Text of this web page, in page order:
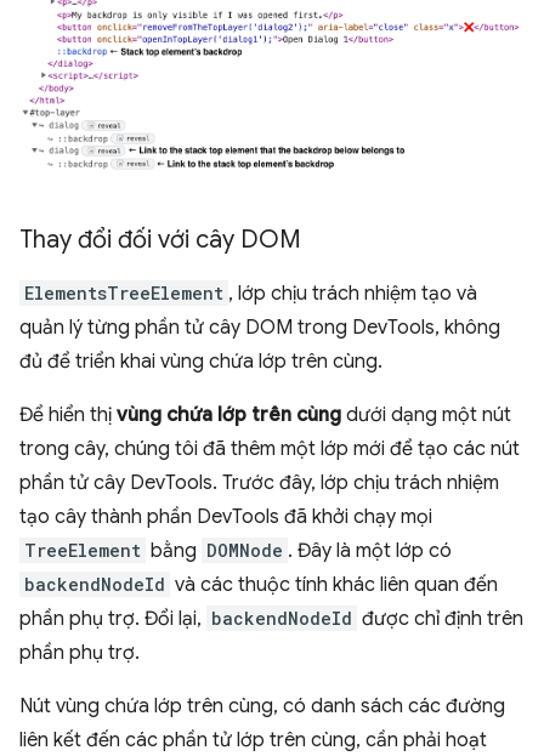
Thay đổi đối với cây DOM
ElementsTreeElement , lớp chịu trách nhiệm tạo và
quản lý từng phần tử cây DOM trong DevTools, không
đủ để triển khai vùng chứa lớp trên cùng.
Để hiển thị vùng chứa lớp trên cùng dưới dạng một nút
trong cây, chúng tôi đã thêm một lớp mới để tạo các nút
phần tử cây DevTools. Trước đây, lớp chịu trách nhiệm
tạo cây thành phần DevTools đã khởi chạy mọi
TreeElement bằng DOMNode . Đây là một lớp có
backendNodeId và các thuộc tính khác liên quan đến
phần phụ trợ. Đổi lại, backendNodeId được chỉ định trên
phần phụ trợ.
Nút vùng chứa lớp trên cùng, có danh sách các đường
liên kết đến các phần tử lớp trên cùng, cần phải hoạt